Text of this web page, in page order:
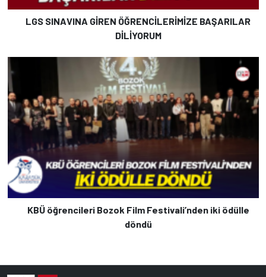
LGS SINAVINA GİREN ÖĞRENCİLERİMİZE BAŞARILAR
DİLİYORUM
KBÜ öğrencileri Bozok Film Festivali’nden iki ödülle
döndü